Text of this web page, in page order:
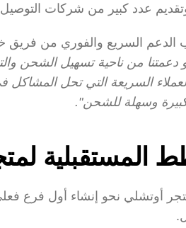
عدد كبير من شركات
وسهلة للشحن".
المستقبلية